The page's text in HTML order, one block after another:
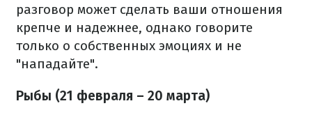
разговор может сделать ваши отношения
крепче и надежнее, однако говорите
только о собственных эмоциях и не
"нападайте".
Рыбы (21 февраля – 20 марта)